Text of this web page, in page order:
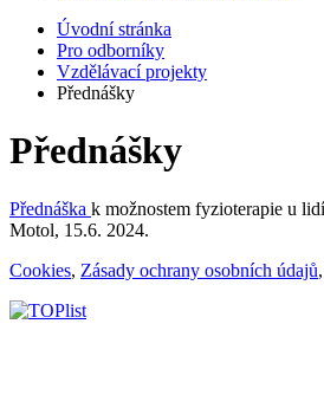
Úvodní stránka
Pro odborníky
Vzdělávací projekty
Přednášky
Přednášky
Přednáška k možnostem fyzioterapie u
Motol, 15.6. 2024.
Cookies, Zásady ochrany osobních údajů